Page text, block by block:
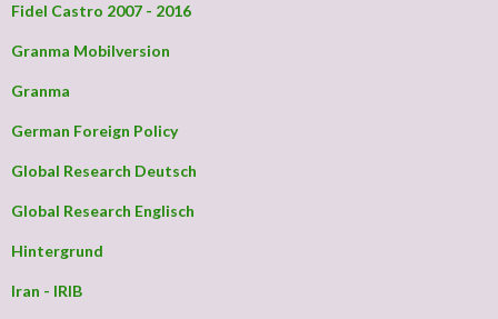
Fidel Castro 2007 - 2016
Granma Mobilversion
Granma
German Foreign Policy
Global Research Deutsch
Global Research Englisch
Hintergrund
Iran - IRIB